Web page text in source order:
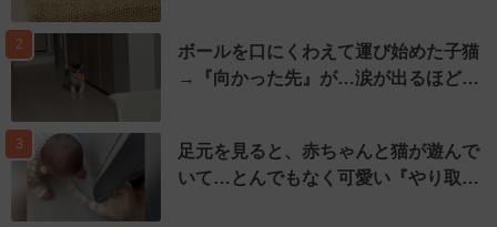
2
ボールを口にくわえて運び始めた子猫
→『向かった先』が…涙が出るほど…
3
足元を見ると、赤ちゃんと猫が遊んで
いて…とんでもなく可愛い『やり取…